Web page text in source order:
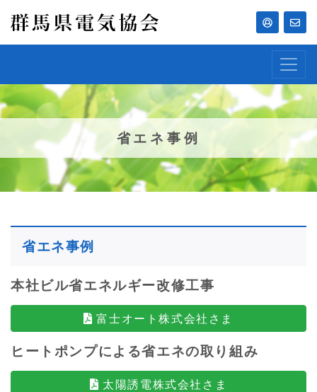
省エネ事例
省エネ事例
本社ビル省エネルギー改修工事
富士オート株式会社さま
ヒートポンプによる省エネの取り組み
太陽誘電株式会社さま